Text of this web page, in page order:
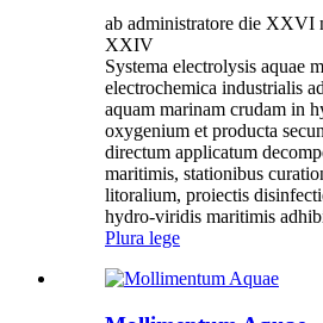
ab administratore die XXVI
XXIV
Systema electrolysis aquae
electrochemica industrialis
aquam marinam crudam in
oxygenium et producta
directum applicatum
maritimis, stationibus
litoralium, proiectis
hydro-viridis maritimis
Plura lege